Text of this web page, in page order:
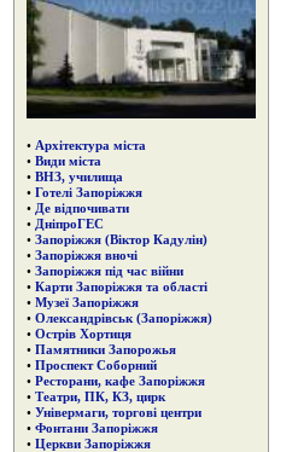
• Архітектура міста
• Види міста
• ВНЗ, училища
• Готелі Запоріжжя
• Де відпочивати
• ДніпроГЕС
• Запоріжжя (Віктор Кадулін)
• Запоріжжя вночі
• Запоріжжя під час війни
• Карти Запоріжжя та області
• Музеї Запоріжжя
• Олександрівськ (Запоріжжя)
• Острів Хортиця
• Памятники Запорожья
• Проспект Соборний
• Ресторани, кафе Запоріжжя
• Театри, ПК, КЗ, цирк
• Універмаги, торгові центри
• Фонтани Запоріжжя
• Церкви Запоріжжя